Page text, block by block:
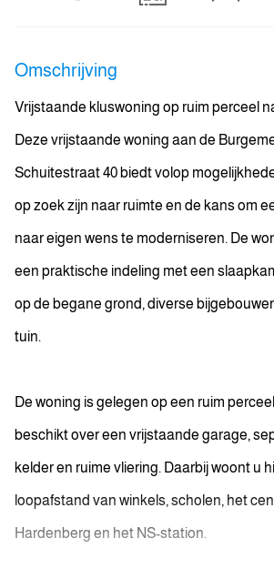
Omschrijving
Vrijstaande kluswoning op ruim perceel
Deze vrijstaande woning aan de
Schuitestraat 40 biedt volop
op zoek zijn naar ruimte en de kans om
naar eigen wens te moderniseren. De
een praktische indeling met een
op de begane grond, diverse
tuin.
De woning is gelegen op een ruim
beschikt over een vrijstaande garage,
kelder en ruime vliering. Daarbij woont u
loopafstand van winkels, scholen, het
Hardenberg en het NS-station.